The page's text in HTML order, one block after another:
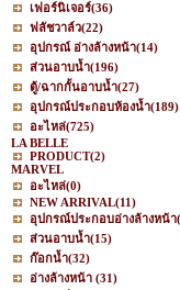
เฟอร์นิเจอร์(36)
ฟลัชวาล์ว(22)
อุปกรณ์ อ่างล้างหน้า(14)
ส่วนอาบน้ำ(196)
ตู้/ฉากกั้นอาบน้ำ(27)
อุปกรณ์ประกอบห้องน้ำ(189)
อะไหล่(725)
LA BELLE
PRODUCT(2)
MARVEL
อะไหล่(0)
NEW ARRIVAL(11)
อุปกรณ์ประกอบอ่างล้างหน้า
ส่วนอาบน้ำ(15)
ก๊อกน้ำ(32)
อ่างล้างหน้า (31)